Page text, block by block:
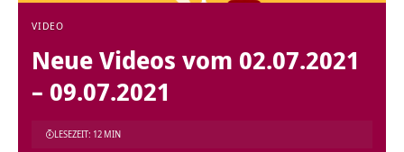
VIDEO
Neue Videos vom 02.07.2021
– 09.07.2021
LESEZEIT: 12 MIN